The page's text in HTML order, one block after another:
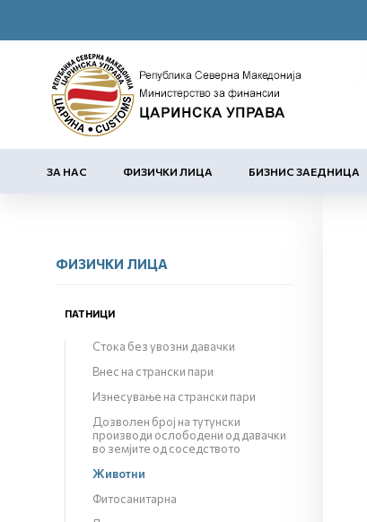
ЗА НАС ФИЗИЧКИ ЛИЦА БИЗНИС ЗАЕДНИЦА
ФИЗИЧКИ ЛИЦА
ПАТНИЦИ
Стока без увозни давачки
Внес на странски пари
Изнесување на странски пари
Дозволен број на тутунски
производи ослободени од давачки
во земјите од соседството
Животни
Фитосанитарна